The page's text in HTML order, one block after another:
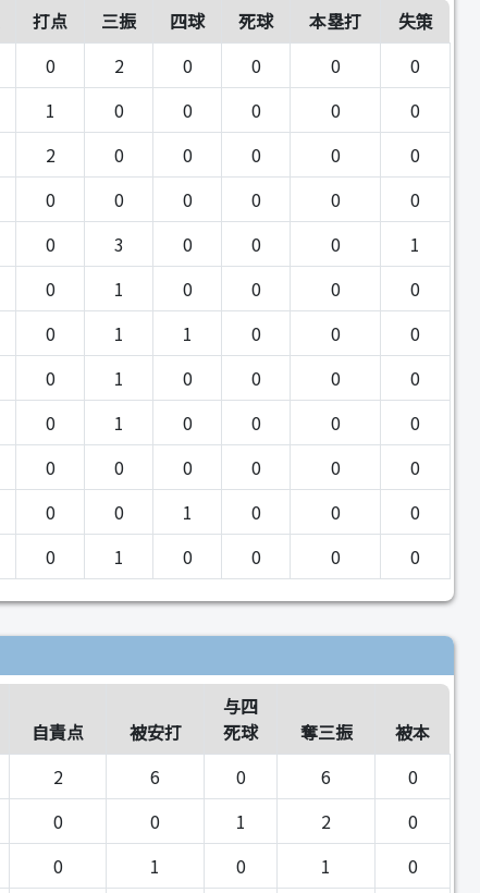
打点 三振 四球 死球 本塁打
失策
0 2 0 0 0
0
1 0 0 0 0
0
2 0 0 0 0
0
0 0 0 0 0
0
0 3 0 0 0
1
0 1 0 0 0
0
0 1 1 0 0
0
0 1 0 0 0
0
0 1 0 0 0
0
0 0 0 0 0
0
0 0 1 0 0
0
0 1 0 0 0 0
自責点 被安打
与四
死球
奪三振
被本
2 6 0 6
0
0 0 1 2
0
0 1 0 1
0